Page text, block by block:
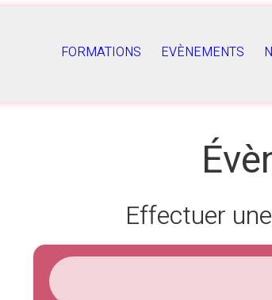
FORMATIONS EVÈNEMENTS
Effectuer